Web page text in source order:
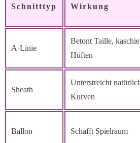
Schnitttyp Wirkung
A-Linie
Betont Taille,
Hüften
Sheath
Unterstreicht
Kurven
Ballon Schafft Spielraum